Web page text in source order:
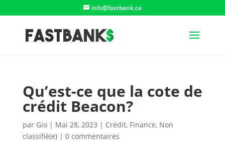
info@fastbank.ca
Qu’est-ce que la cote de
crédit Beacon?
par Gio| Mai 28, 2023 | Crédit, Finance, Non
classifié(e)| 0 commentaires